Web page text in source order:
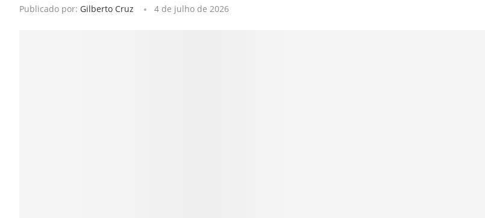
Publicado por: Gilberto Cruz 4 de julho de 2026